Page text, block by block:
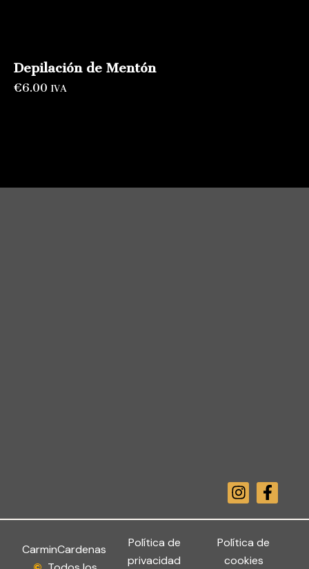
Depilación de Mentón
€6.00 IVA
I
n
a
g
F
a
b
CarminCardenas
Política de
privacidad
Política de
cookies